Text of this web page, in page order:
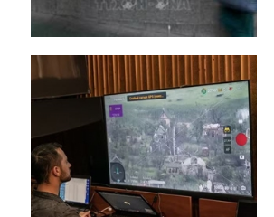
Bắc Kinh
Buôn bán ở Nga
Bộ Quốc phòng
Bác Hồ
Bộ Y tế
Bệnh viện
Bản quyền
Bảo tàng
Blockchain